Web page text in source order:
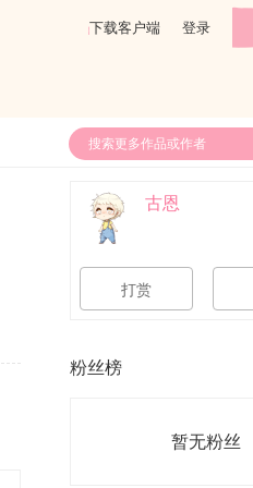
下载客户端 登录
古恩
打赏
粉丝榜
暂无粉丝